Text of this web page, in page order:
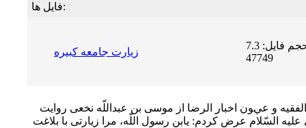
فایل ها:
زیارت جامعه کبیره
حجم فایل: 7.3 MB | دریافت ها:
47749
و عيون اخبار الرضا از موسى بن عبداللّه نخعى روايت
السّلام عرض كردم: يابن رسول اللّه، مرا زيارتى با بلاغت